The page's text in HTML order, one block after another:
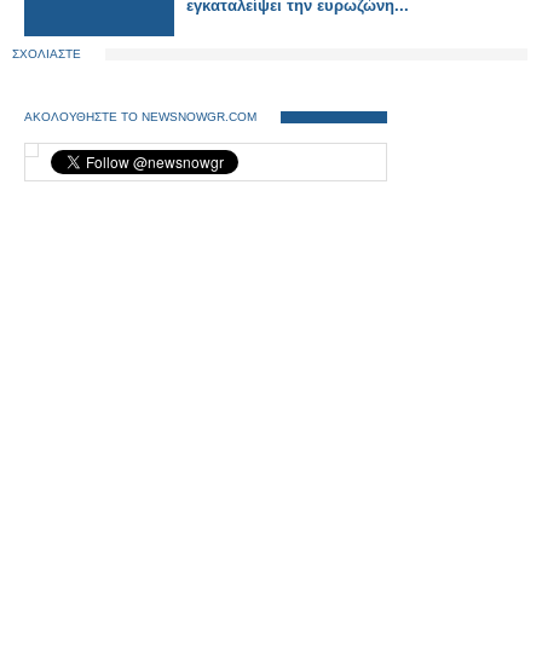
εγκαταλείψει την ευρωζώνη...
ΣΧΟΛΙΑΣΤΕ
ΑΚΟΛΟΥΘΗΣΤΕ ΤΟ NEWSNOWGR.COM